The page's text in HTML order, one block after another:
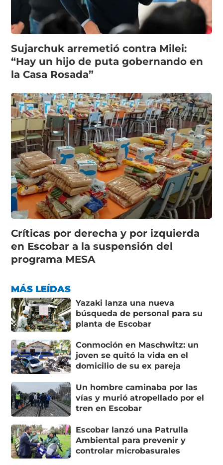
Sujarchuk arremetió contra Milei:
“Hay un hijo de puta gobernando en
la Casa Rosada”
Críticas por derecha y por izquierda
en Escobar a la suspensión del
programa MESA
MÁS LEÍDAS
Yazaki lanza una nueva
búsqueda de personal para su
planta de Escobar
Conmoción en Maschwitz: un
joven se quitó la vida en el
domicilio de su ex pareja
Un hombre caminaba por las
vías y murió atropellado por el
tren en Escobar
Escobar lanzó una Patrulla
Ambiental para prevenir y
controlar microbasurales